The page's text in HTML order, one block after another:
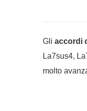
Gli accordi
La7sus4,
molto